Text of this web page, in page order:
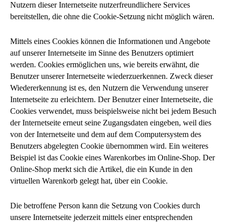
Nutzern dieser Internetseite nutzerfreundlichere Services
bereitstellen, die ohne die Cookie-Setzung nicht möglich wären.
Mittels eines Cookies können die Informationen und Angebote
auf unserer Internetseite im Sinne des Benutzers optimiert
werden. Cookies ermöglichen uns, wie bereits erwähnt, die
Benutzer unserer Internetseite wiederzuerkennen. Zweck dieser
Wiedererkennung ist es, den Nutzern die Verwendung unserer
Internetseite zu erleichtern. Der Benutzer einer Internetseite, die
Cookies verwendet, muss beispielsweise nicht bei jedem Besuch
der Internetseite erneut seine Zugangsdaten eingeben, weil dies
von der Internetseite und dem auf dem Computersystem des
Benutzers abgelegten Cookie übernommen wird. Ein weiteres
Beispiel ist das Cookie eines Warenkorbes im Online-Shop. Der
Online-Shop merkt sich die Artikel, die ein Kunde in den
virtuellen Warenkorb gelegt hat, über ein Cookie.
Die betroffene Person kann die Setzung von Cookies durch
unsere Internetseite jederzeit mittels einer entsprechenden